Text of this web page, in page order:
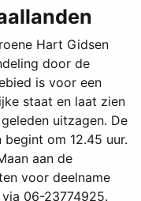
Hart Gidsen
door de
is voor een
staat en laat zien
uitzagen. De
om 12.45 uur.
aan de
voor deelname
06-23774925.